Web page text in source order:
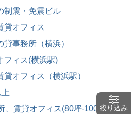
制震・免震ビル
貸オフィス
事務所（横浜）
フィス(横浜駅)
オフィス（横浜駅）
、賃貸オフィス(80坪-100坪)絞り込み